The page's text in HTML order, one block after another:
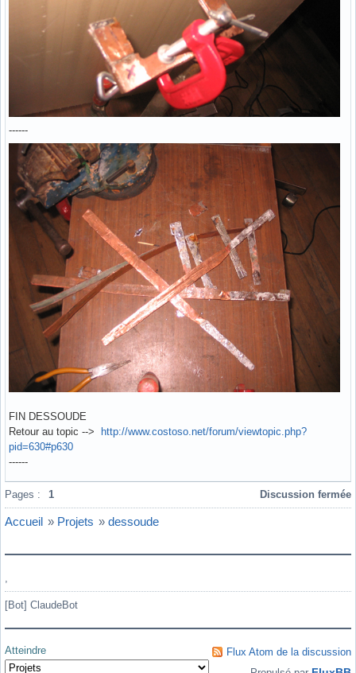
------
FIN DESSOUDE
Retour au topic -->
http://www.costoso.net/forum/viewtopic.php?
pid=630#p630
------
Hors ligne
Pages : 1 Discussion fermée
Accueil » Projets » dessoude
[Bot] ClaudeBot
Atteindre
Flux Atom de la discussion